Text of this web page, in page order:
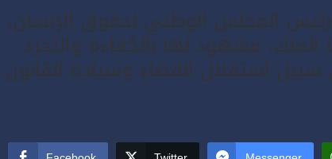
المجلس الوطني لحقوق الإنسان،
مشهود لها بالكفاءة والتجرد
سبيل استقلال القضاء وسيادة القانون.